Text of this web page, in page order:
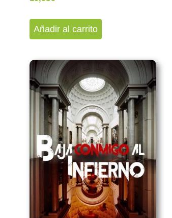
Añadir al carrito